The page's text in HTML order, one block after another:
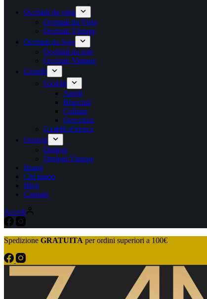
Occhiali da vista
Occhiali da Vista
Occhiali Vintage
Occhiali da Sole
Occhiali da sole
Occhiali Vintage
Gioielli
Gioielli
Anelli
Bracciali
Collane
Orecchini
Gioielli d’epoca
Orologi
Orologi
Orologi Vintage
Brand
Chi siamo
Blog
Contatti
Accedi
Spedizione GRATUITA per ordini superiori a 100€